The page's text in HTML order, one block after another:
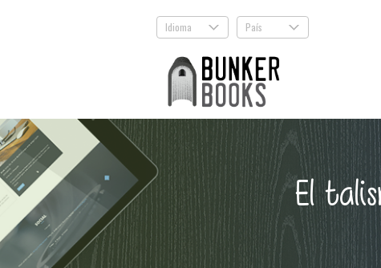
Idioma . País .
El